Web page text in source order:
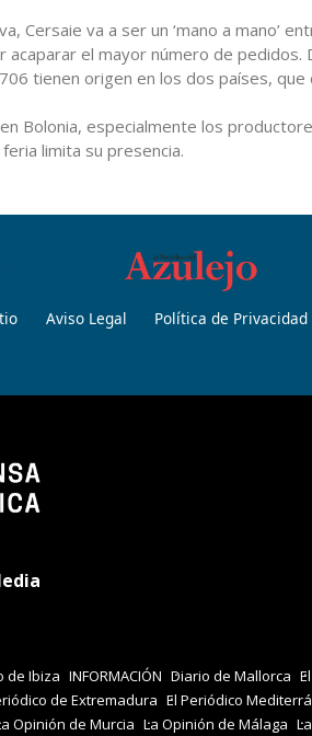
Cersaie va a ser un ‘mano a mano’
el mayor número de pedidos.
tienen origen en los dos países, que
Bolonia, especialmente los
limita su presencia.
Aviso Legal Política de Privacidad
de Ibiza INFORMACIÓN Diario de Mallorca
de Extremadura El Periódico
Opinión de Murcia La Opinión de Málaga